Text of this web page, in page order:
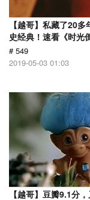
【越哥】私藏了20
史经典！速看《时光
# 549
2019-05-03 01:03
【越哥】豆瓣9.1分